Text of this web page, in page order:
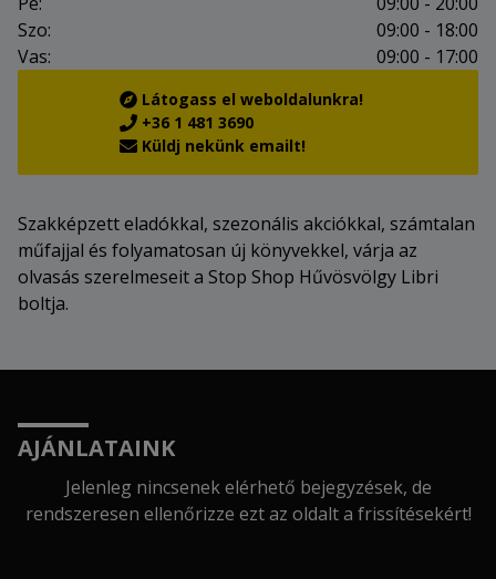
Szo:
09:00 - 18:00
Vas:
09:00 - 17:00
Látogass el weboldalunkra!
+36 1 481 3690
Küldj nekünk emailt!
Szakképzett eladókkal, szezonális akciókkal, számtalan
műfajjal és folyamatosan új könyvekkel, várja az
olvasás szerelmeseit a Stop Shop Hűvösvölgy Libri
boltja.
AJÁNLATAINK
Jelenleg nincsenek elérhető bejegyzések, de
rendszeresen ellenőrizze ezt az oldalt a frissítésekért!